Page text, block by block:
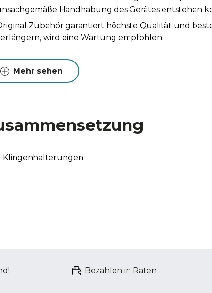
Handhabung des Gerätes entstehen
Zubehör garantiert höchste Qualität und
wird eine Wartung empfohlen.
Mehr sehen
Klingenhalterungen
Bezahlen in Raten